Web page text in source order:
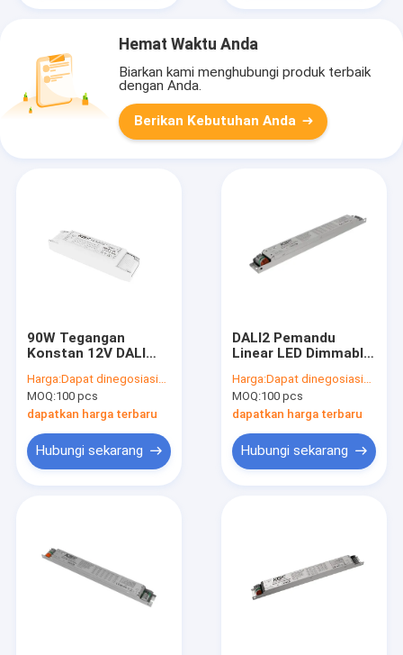
Hemat Waktu Anda
Biarkan kami menghubungi produk terbaik
dengan Anda.
Berikan Kebutuhan Anda
90W Tegangan
Konstan 12V DALI
Driver Dengan
Garansi 5 Tahun
Harga:Dapat dinegosiasikan
MOQ:100 pcs
dapatkan harga terbaru
Hubungi sekarang
DALI2 Pemandu
Linear LED Dimmable
dengan arus output
ganda dari 700mA
hingga 1400mA
Harga:Dapat dinegosiasikan
MOQ:100 pcs
dapatkan harga terbaru
Hubungi sekarang